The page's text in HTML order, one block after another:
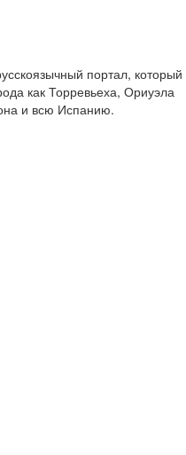
портал, который
как Торревьеха, Ориуэла
и всю Испанию.